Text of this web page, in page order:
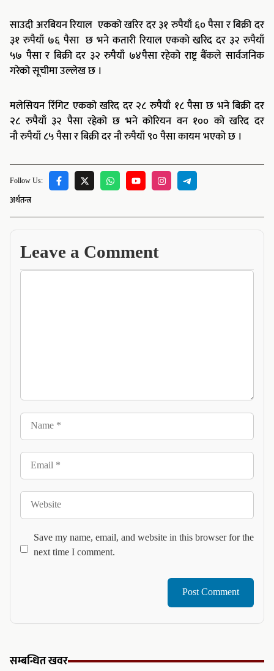
साउदी अरबियन रियाल एकको खरिर दर ३१ रुपैयाँ ६० पैसा र बिक्री दर
३१ रुपैयाँ ७६ पैसा छ भने कतारी रियाल एकको खरिद दर ३२ रुपैयाँ
५७ पैसा र बिक्री दर ३२ रुपैयाँ ७४पैसा रहेको राष्ट्र बैंकले सार्वजनिक
गरेको सूचीमा उल्लेख छ ।
मलेसियन रिंगिट एकको खरिद दर २८ रुपैयाँ १८ पैसा छ भने बिक्री दर
२८ रुपैयाँ ३२ पैसा रहेको छ भने कोरियन वन १०० को खरिद दर
नाै रुपैयाँ ८५ पैसा र बिक्री दर नाै रुपैयाँ ९० पैसा कायम भएको छ ।
Follow Us:
अर्थतन्त्र
Leave a Comment
Comment
Name
Email
Website
Save my name, email, and website in this browser for the
next time I comment.
सम्बन्धित खवर